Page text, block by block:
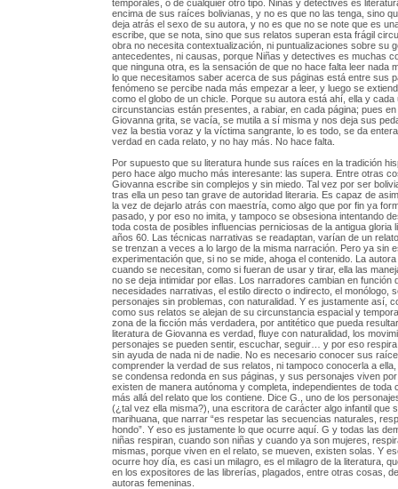
temporales, o de cualquier otro tipo. Niñas y detectives es
encima de sus raíces bolivianas, y no es que no las tenga, sino
deja atrás el sexo de su autora, y no es que no se note que es
escribe, que se nota, sino que sus relatos superan esta frágil
obra no necesita contextualización, ni puntualizaciones sobre su
antecedentes, ni causas, porque Niñas y detectives es muchas
que ninguna otra, es la sensación de que no hace falta leer nada
lo que necesitamos saber acerca de sus páginas está entre sus
fenómeno se percibe nada más empezar a leer, y luego se
como el globo de un chicle. Porque su autora está ahí, ella y cada
circunstancias están presentes, a rabiar, en cada página; pues en
Giovanna grita, se vacía, se mutila a sí misma y nos deja sus
vez la bestia voraz y la víctima sangrante, lo es todo, se da
verdad en cada relato, y no hay más. No hace falta.
Por supuesto que su literatura hunde sus raíces en la tradición
pero hace algo mucho más interesante: las supera. Entre otras
Giovanna escribe sin complejos y sin miedo. Tal vez por ser
tras ella un peso tan grave de autoridad literaria. Es capaz de
la vez de dejarlo atrás con maestría, como algo que por fin ya
pasado, y por eso no imita, y tampoco se obsesiona intentando
toda costa de posibles influencias perniciosas de la antigua gloria
años 60. Las técnicas narrativas se readaptan, varían de un
se trenzan a veces a lo largo de la misma narración. Pero ya sin
experimentación que, si no se mide, ahoga el contenido. La autora
cuando se necesitan, como si fueran de usar y tirar, ella las
no se deja intimidar por ellas. Los narradores cambian en función
necesidades narrativas, el estilo directo o indirecto, el monólogo,
personajes sin problemas, con naturalidad. Y es justamente así,
como sus relatos se alejan de su circunstancia espacial y
zona de la ficción más verdadera, por antitético que pueda
literatura de Giovanna es verdad, fluye con naturalidad, los
personajes se pueden sentir, escuchar, seguir… y por eso
sin ayuda de nada ni de nadie. No es necesario conocer sus
comprender la verdad de sus relatos, ni tampoco conocerla a ella,
se condensa redonda en sus páginas, y sus personajes viven
existen de manera autónoma y completa, independientes de toda
más allá del relato que los contiene. Dice G., uno de los
(¿tal vez ella misma?), una escritora de carácter algo infantil que
marihuana, que narrar “es respetar las secuencias naturales,
hondo”. Y eso es justamente lo que ocurre aquí. G y todas las
niñas respiran, cuando son niñas y cuando ya son mujeres,
mismas, porque viven en el relato, se mueven, existen solas. Y
ocurre hoy día, es casi un milagro, es el milagro de la literatura,
en los expositores de las librerías, plagados, entre otras cosas,
autoras femeninas.